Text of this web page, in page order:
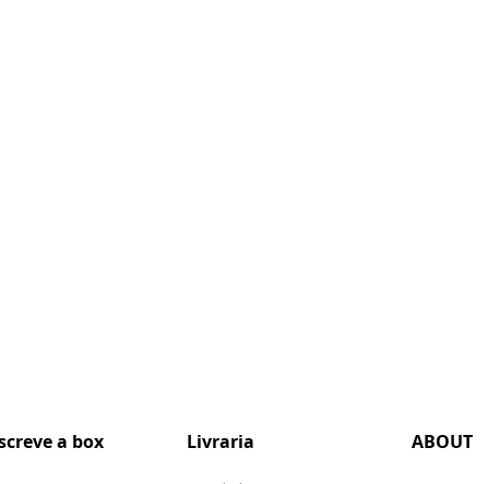
a box Livraria ABOUT